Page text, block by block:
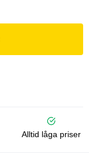
Alltid låga priser